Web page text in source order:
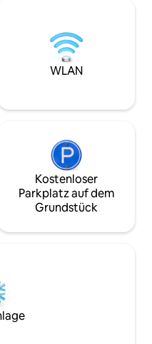
nur
leben. Weitere
Luxus-Suite mit Gartenblick ist modern
und
komfortablen
erwärmen.
WLAN
Kostenloser
Parkplatz auf dem
Grundstück